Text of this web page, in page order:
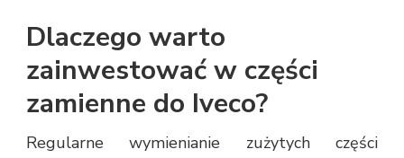
Dlaczego warto
zainwestować w części
zamienne do Iveco?
Regularne wymienianie zużytych części